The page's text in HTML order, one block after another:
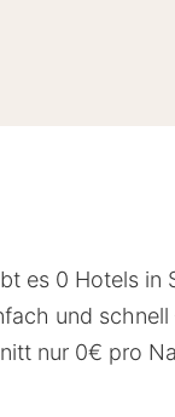
es 0 Hotels in
und
nur 0€ pro